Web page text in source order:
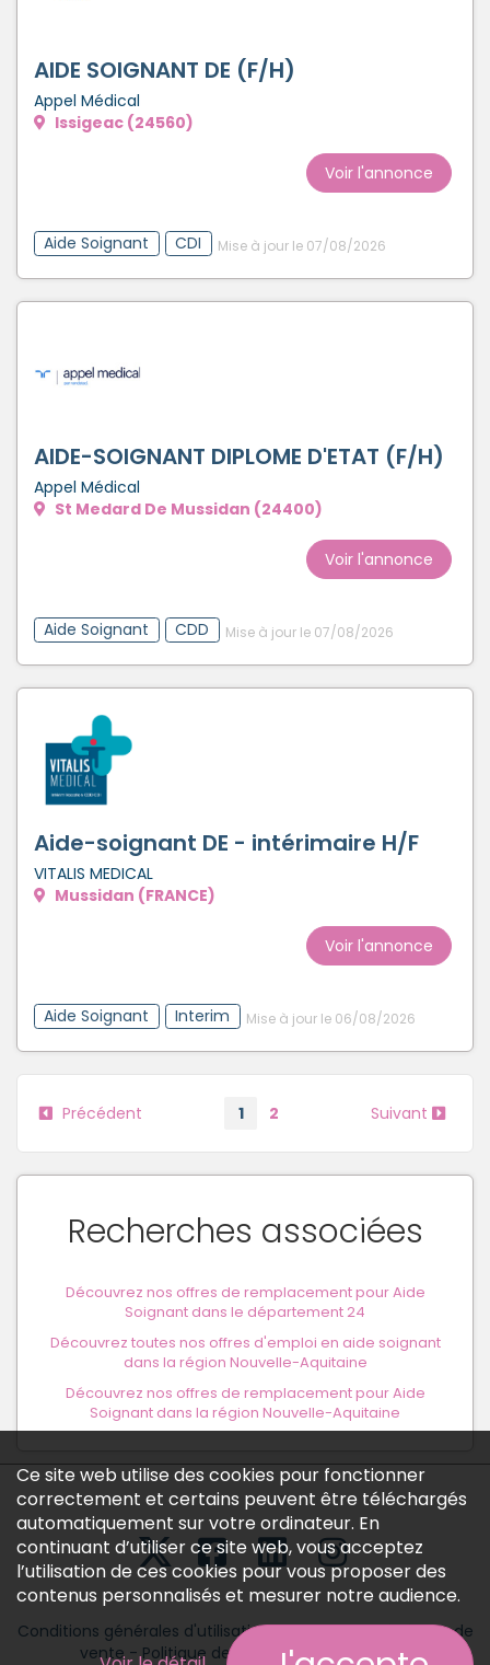
AIDE SOIGNANT DE (F/H)
Appel Médical
Issigeac (24560)
Voir l'annonce
Aide Soignant CDI Mise à jour le 07/08/2026
AIDE-SOIGNANT DIPLOME D'ETAT (F/H)
Appel Médical
St Medard De Mussidan (24400)
Voir l'annonce
Aide Soignant CDD Mise à jour le 07/08/2026
Aide-soignant DE - intérimaire H/F
VITALIS MEDICAL
Mussidan (FRANCE)
Voir l'annonce
Aide Soignant Interim Mise à jour le 06/08/2026
Précédent 1 2 Suivant
Recherches associées
Découvrez nos offres de remplacement pour Aide
Soignant dans le département 24
Découvrez toutes nos offres d'emploi en aide soignant
dans la région Nouvelle-Aquitaine
Découvrez nos offres de remplacement pour Aide
Soignant dans la région Nouvelle-Aquitaine
Conditions générales d'utilisation-Conditions générales de
vente -Politique des données personnelles
Ce site web utilise des cookies pour fonctionner
correctement et certains peuvent être téléchargés
automatiquement sur votre ordinateur. En
continuant d’utiliser ce site web, vous acceptez
l’utilisation de ces cookies pour vous proposer des
contenus personnalisés et mesurer notre audience.